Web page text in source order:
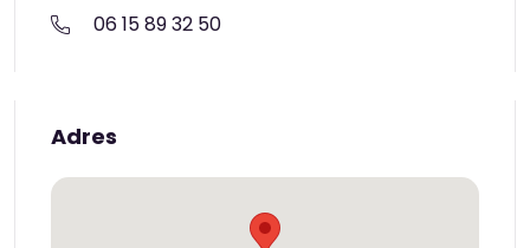
06 15 89 32 50
Adres